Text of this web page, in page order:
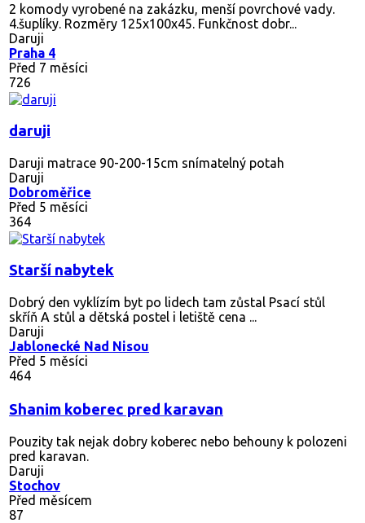
2 komody vyrobené na zakázku, menší povrchové vady.
4.šuplíky. Rozměry 125x100x45. Funkčnost dobr...
Daruji
Praha 4
Před 7 měsíci
726
daruji
Daruji matrace 90-200-15cm snímatelný potah
Daruji
Dobroměřice
Před 5 měsíci
364
Starší nabytek
Dobrý den vyklízím byt po lidech tam zůstal Psací stůl
skříň A stůl a dětská postel i letiště cena ...
Daruji
Jablonecké Nad Nisou
Před 5 měsíci
464
Shanim koberec pred karavan
Pouzity tak nejak dobry koberec nebo behouny k polozeni
pred karavan.
Daruji
Stochov
Před měsícem
87